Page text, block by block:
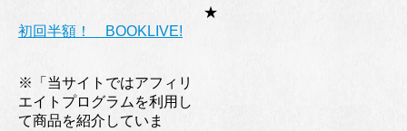
★
初回半額！ BOOKLIVE!
※「当サイトではアフィリ
エイトプログラムを利用し
て商品を紹介していま